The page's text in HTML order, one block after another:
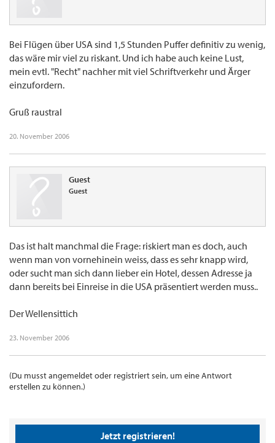
Bei Flügen über USA sind 1,5 Stunden Puffer definitiv zu wenig,
das wäre mir viel zu riskant. Und ich habe auch keine Lust,
mein evtl. "Recht" nachher mit viel Schriftverkehr und Ärger
einzufordern.
Gruß raustral
20. November 2006
Guest
Guest
Das ist halt manchmal die Frage: riskiert man es doch, auch
wenn man von vornehinein weiss, dass es sehr knapp wird,
oder sucht man sich dann lieber ein Hotel, dessen Adresse ja
dann bereits bei Einreise in die USA präsentiert werden muss..
Der Wellensittich
23. November 2006
(Du musst angemeldet oder registriert sein, um eine Antwort
erstellen zu können.)
Jetzt registrieren!